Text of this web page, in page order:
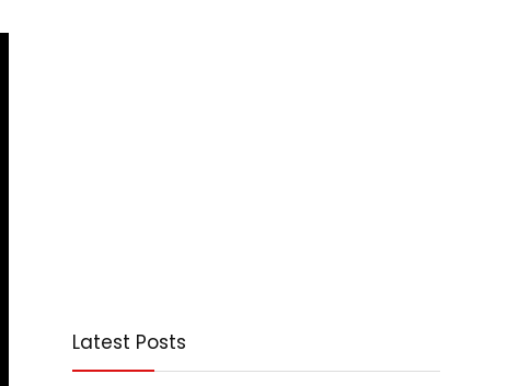
Latest Posts